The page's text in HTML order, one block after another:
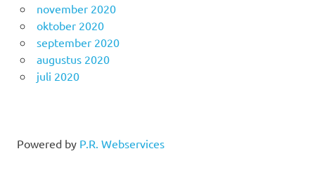
november 2020
oktober 2020
september 2020
augustus 2020
juli 2020
Powered by P.R. Webservices